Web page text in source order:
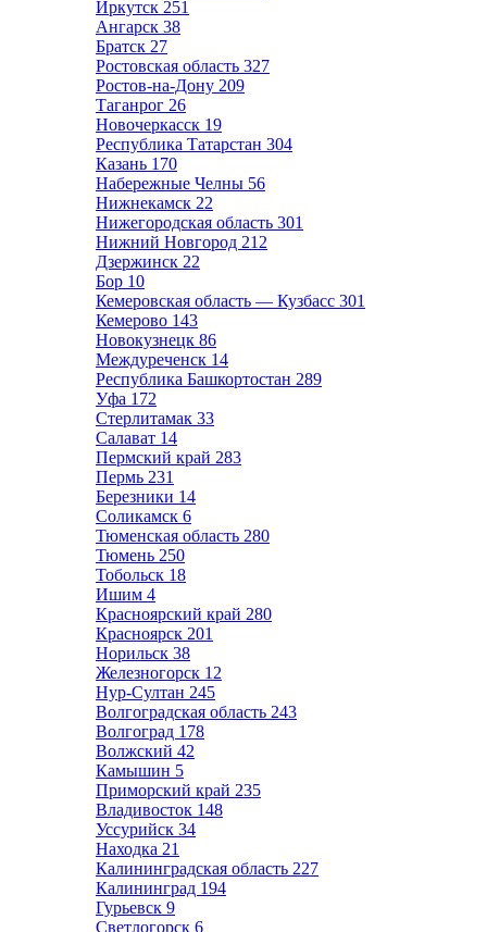
Иркутск 251
Ангарск 38
Братск 27
Ростовская область 327
Ростов-на-Дону 209
Таганрог 26
Новочеркасск 19
Республика Татарстан 304
Казань 170
Набережные Челны 56
Нижнекамск 22
Нижегородская область 301
Нижний Новгород 212
Дзержинск 22
Бор 10
Кемеровская область — Кузбасс 301
Кемерово 143
Новокузнецк 86
Междуреченск 14
Республика Башкортостан 289
Уфа 172
Стерлитамак 33
Салават 14
Пермский край 283
Пермь 231
Березники 14
Соликамск 6
Тюменская область 280
Тюмень 250
Тобольск 18
Ишим 4
Красноярский край 280
Красноярск 201
Норильск 38
Железногорск 12
Нур-Султан 245
Волгоградская область 243
Волгоград 178
Волжский 42
Камышин 5
Приморский край 235
Владивосток 148
Уссурийск 34
Находка 21
Калининградская область 227
Калининград 194
Гурьевск 9
Светлогорск 6